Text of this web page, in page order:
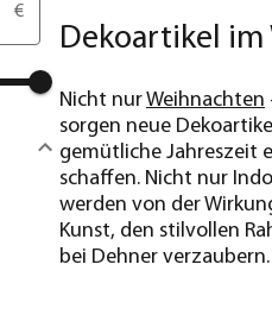
€
Dekoartikel im
Nicht nurWeihnachten
sorgen neue
gemütliche Jahreszeit
schaffen. Nicht nur
werden von der
Kunst, den stilvollen
bei Dehner verzaubern.